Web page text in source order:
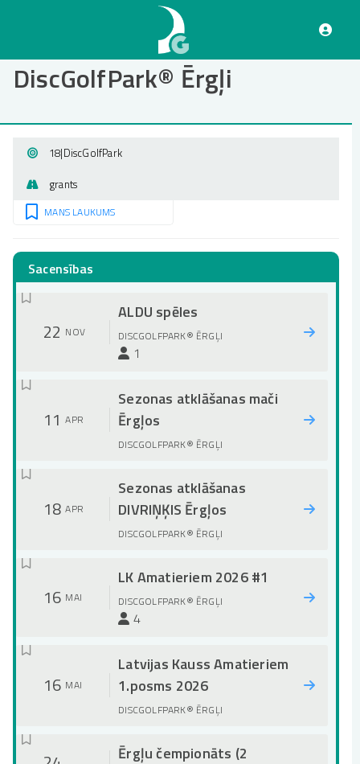
saturu
DiscGolfPark® Ērgļi
18|DiscGolfPark
grants
MANS LAUKUMS
Sacensības
22 NOV
ALDU spēles
DISCGOLFPARK® ĒRGĻI
1
11 APR
Sezonas atklāšanas mači
Ērgļos
DISCGOLFPARK® ĒRGĻI
18 APR
Sezonas atklāšanas
DIVRIŅĶIS Ērgļos
DISCGOLFPARK® ĒRGĻI
16 MAI
LK Amatieriem 2026 #1
DISCGOLFPARK® ĒRGĻI
4
16 MAI
Latvijas Kauss Amatieriem
1.posms 2026
DISCGOLFPARK® ĒRGĻI
Ērgļu čempionāts (2